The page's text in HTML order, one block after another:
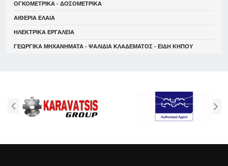
ΟΓΚΟΜΕΤΡΙΚΑ - ΔΟΣΟΜΕΤΡΙΚΑ
ΑΙΘΕΡΙΑ ΕΛΑΙΑ
ΗΛΕΚΤΡΙΚΑ ΕΡΓΑΛΕΙΑ
ΓΕΩΡΓΙΚΑ ΜΗΧΑΝΗΜΑΤΑ - ΨΑΛΙΔΙΑ ΚΛΑΔΕΜΑΤΟΣ - ΕΙΔΗ ΚΗΠΟΥ